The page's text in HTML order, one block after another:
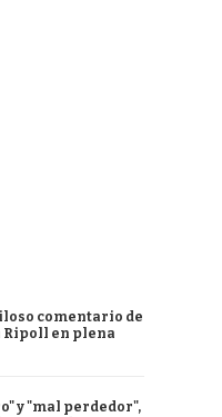
comentario de
Ripoll en plena
y "mal perdedor",